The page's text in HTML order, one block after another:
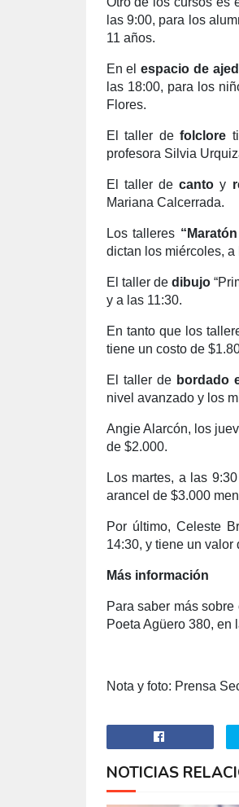
las 9:00, para los
11 años.
En elespacio de
las 18:00, para los
Flores.
El taller defolclore
profesora Silvia
El taller decanto y
Mariana Calcerrada.
Los talleres
dictan los miércoles,
El taller de dibujo
y a las 11:30.
En tanto que los
tiene un costo de
El taller de bordado
nivel avanzado y los
Angie Alarcón, los
de $2.000.
Los martes, a las
arancel de $3.000
Por último, Celeste
14:30, y tiene un
Más información
Para saber más
Poeta Agüero 380, en
Nota y foto: Prensa
NOTICIAS